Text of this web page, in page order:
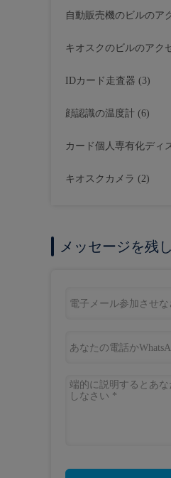
自動販売機のビルのア
キオスクのビルのアク
IDカード走査器 (3)
顔認識の温度計 (6)
カード個人専有化ディ
キオスクカメラ (2)
メッセージを残